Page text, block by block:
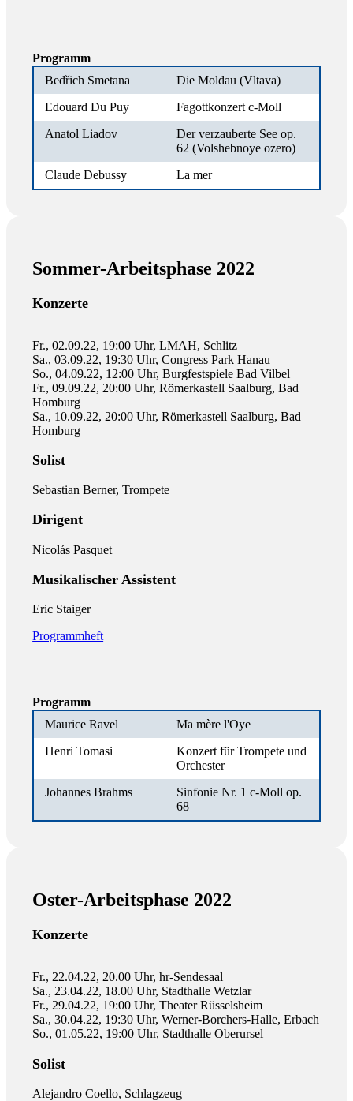
Programm
Bedřich Smetana
Die Moldau (Vltava)
Edouard Du Puy
Fagottkonzert c-Moll
Anatol Liadov
Der verzauberte See op.
62 (Volshebnoye ozero)
Claude Debussy
La mer
Sommer-Arbeitsphase 2022
Konzerte
Fr., 02.09.22, 19:00 Uhr, LMAH, Schlitz
Sa., 03.09.22, 19:30 Uhr, Congress Park Hanau
So., 04.09.22, 12:00 Uhr, Burgfestspiele Bad Vilbel
Fr., 09.09.22, 20:00 Uhr, Römerkastell Saalburg, Bad
Homburg
Sa., 10.09.22, 20:00 Uhr, Römerkastell Saalburg, Bad
Homburg
Solist
Sebastian Berner, Trompete
Dirigent
Nicolás Pasquet
Musikalischer Assistent
Eric Staiger
Programmheft
Programm
Maurice Ravel
Ma mère l'Oye
Henri Tomasi
Konzert für Trompete und
Orchester
Johannes Brahms
Sinfonie Nr. 1 c-Moll op.
68
Oster-Arbeitsphase 2022
Konzerte
Fr., 22.04.22, 20.00 Uhr, hr-Sendesaal
Sa., 23.04.22, 18.00 Uhr, Stadthalle Wetzlar
Fr., 29.04.22, 19:00 Uhr, Theater Rüsselsheim
Sa., 30.04.22, 19:30 Uhr, Werner-Borchers-Halle, Erbach
So., 01.05.22, 19:00 Uhr, Stadthalle Oberursel
Solist
Alejandro Coello, Schlagzeug